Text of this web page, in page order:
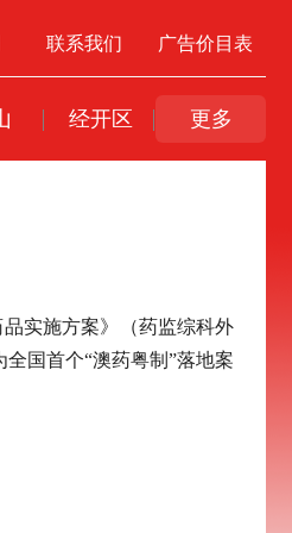
联系我们 广告价目表
经开区 更多
实施方案》（药监综科外
国首个“澳药粤制”落地案